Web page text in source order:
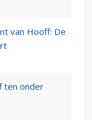
van Hooff: De
ten onder